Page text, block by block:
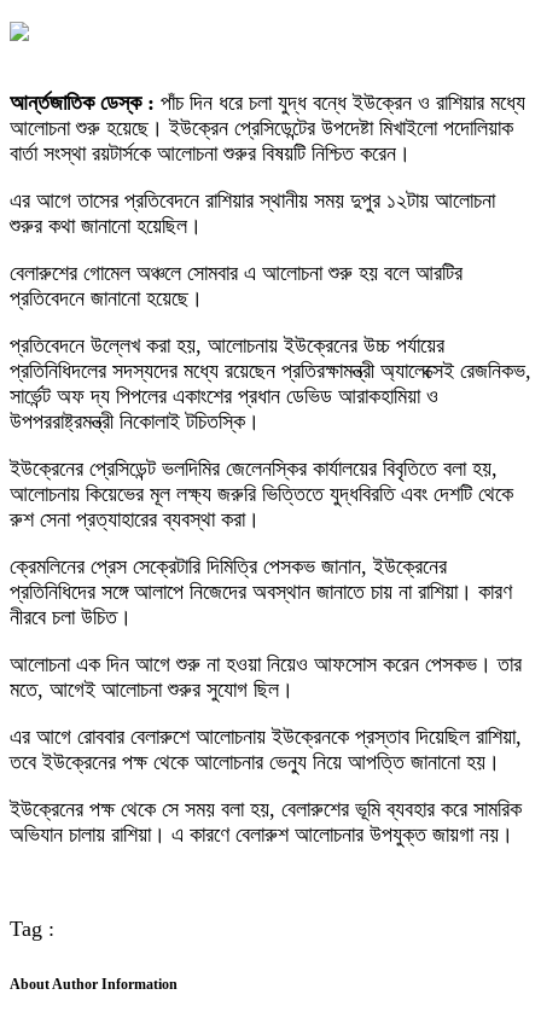
আর্ন্তজাতিক ডেস্ক : পাঁচ দিন ধরে চলা যুদ্ধ বন্ধে ইউক্রেন ও রাশিয়ার মধ্যে
আলোচনা শুরু হয়েছে। ইউক্রেন প্রেসিডেন্টের উপদেষ্টা মিখাইলো পদোলিয়াক
বার্তা সংস্থা রয়টার্সকে আলোচনা শুরুর বিষয়টি নিশ্চিত করেন।
এর আগে তাসের প্রতিবেদনে রাশিয়ার স্থানীয় সময় দুপুর ১২টায় আলোচনা
শুরুর কথা জানানো হয়েছিল।
বেলারুশের গোমেল অঞ্চলে সোমবার এ আলোচনা শুরু হয় বলে আরটির
প্রতিবেদনে জানানো হয়েছে।
প্রতিবেদনে উল্লেখ করা হয়, আলোচনায় ইউক্রেনের উচ্চ পর্যায়ের
প্রতিনিধিদলের সদস্যদের মধ্যে রয়েছেন প্রতিরক্ষামন্ত্রী অ্যালেক্সেই রেজনিকভ,
সার্ভেন্ট অফ দ্য পিপলের একাংশের প্রধান ডেভিড আরাকহামিয়া ও
উপপররাষ্ট্রমন্ত্রী নিকোলাই টচিতস্কি।
ইউক্রেনের প্রেসিডেন্ট ভলদিমির জেলেনস্কির কার্যালয়ের বিবৃতিতে বলা হয়,
আলোচনায় কিয়েভের মূল লক্ষ্য জরুরি ভিত্তিতে যুদ্ধবিরতি এবং দেশটি থেকে
রুশ সেনা প্রত্যাহারের ব্যবস্থা করা।
ক্রেমলিনের প্রেস সেক্রেটারি দিমিত্রি পেসকভ জানান, ইউক্রেনের
প্রতিনিধিদের সঙ্গে আলাপে নিজেদের অবস্থান জানাতে চায় না রাশিয়া। কারণ
নীরবে চলা উচিত।
আলোচনা এক দিন আগে শুরু না হওয়া নিয়েও আফসোস করেন পেসকভ। তার
মতে, আগেই আলোচনা শুরুর সুযোগ ছিল।
এর আগে রোববার বেলারুশে আলোচনায় ইউক্রেনকে প্রস্তাব দিয়েছিল রাশিয়া,
তবে ইউক্রেনের পক্ষ থেকে আলোচনার ভেন্যু নিয়ে আপত্তি জানানো হয়।
ইউক্রেনের পক্ষ থেকে সে সময় বলা হয়, বেলারুশের ভূমি ব্যবহার করে সামরিক
অভিযান চালায় রাশিয়া। এ কারণে বেলারুশ আলোচনার উপযুক্ত জায়গা নয়।
Tag :
About Author Information